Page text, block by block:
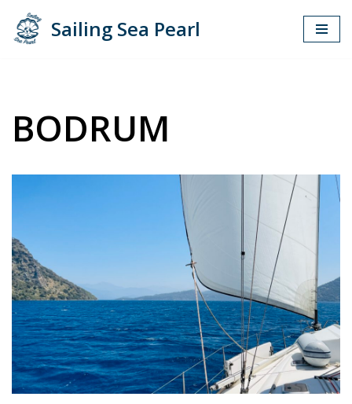
Zum
Sailing Sea Pearl
BODRUM